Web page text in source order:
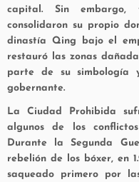
capital. Sin embargo,
consolidaron su propio
dinastía Qing bajo el
restauró las zonas
parte de su simbología
gobernante.
La Ciudad Prohibida
algunos de los
Durante la Segunda
rebelión de los bóxer, en
saqueado primero por